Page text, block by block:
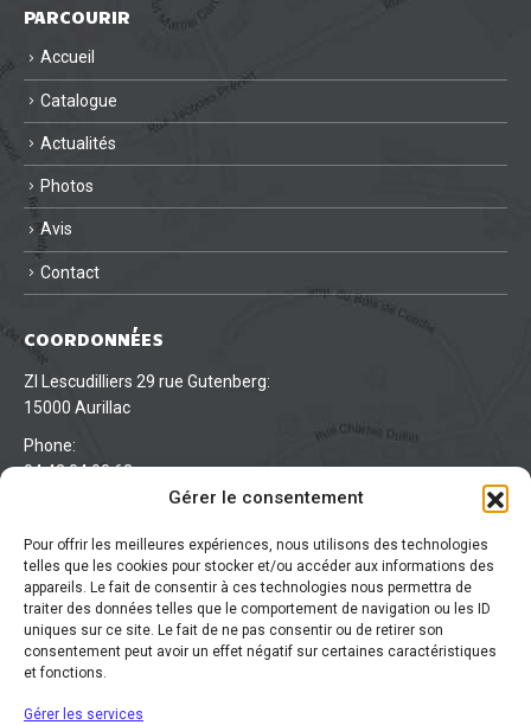
Gérer le consentement
Pour offrir les meilleures expériences, nous utilisons des technologies
telles que les cookies pour stocker et/ou accéder aux informations des
appareils. Le fait de consentir à ces technologies nous permettra de
traiter des données telles que le comportement de navigation ou les ID
uniques sur ce site. Le fait de ne pas consentir ou de retirer son
consentement peut avoir un effet négatif sur certaines caractéristiques
et fonctions.
Gérer les services
PARCOURIR
Accueil
Catalogue
Actualités
Photos
Avis
Contact
COORDONNÉES
ZI Lescudilliers 29 rue Gutenberg:
15000 Aurillac
Phone:
04 43 04 00 63
Lun - Ven : 7:00 - 18:00:
/
ARTICLES RÉCENTS
Journée Portes ouvertes